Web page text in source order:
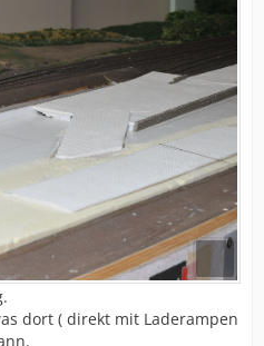
dort ( direkt mit Laderampen